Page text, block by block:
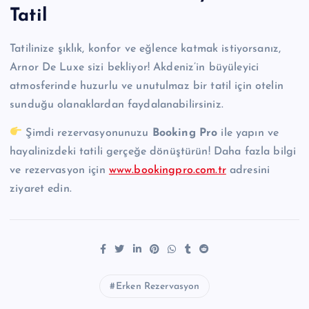
Tatil
Tatilinize şıklık, konfor ve eğlence katmak istiyorsanız,
Arnor De Luxe sizi bekliyor! Akdeniz’in büyüleyici
atmosferinde huzurlu ve unutulmaz bir tatil için otelin
sunduğu olanaklardan faydalanabilirsiniz.
Şimdi rezervasyonunuzu Booking Pro ile yapın ve
hayalinizdeki tatili gerçeğe dönüştürün! Daha fazla bilgi
ve rezervasyon için www.bookingpro.com.tradresini
ziyaret edin.
Erken Rezervasyon